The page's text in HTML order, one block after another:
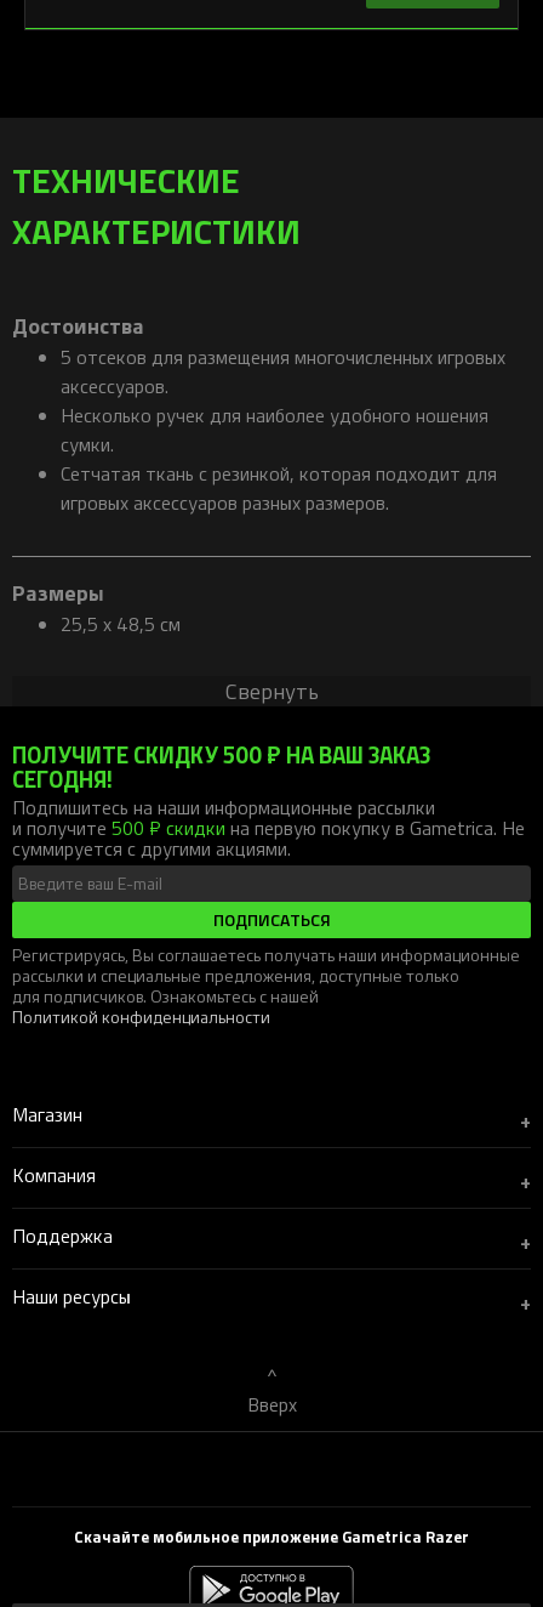
ТЕХНИЧЕСКИЕ
ХАРАКТЕРИСТИКИ
Достоинства
5 отсеков для размещения многочисленных игровых
аксессуаров.
Несколько ручек для наиболее удобного ношения
сумки.
Сетчатая ткань с резинкой, которая подходит для
игровых аксессуаров разных размеров.
Размеры
25,5 х 48,5 см
Свернуть
ПОЛУЧИТЕ СКИДКУ 500 ₽ НА ВАШ ЗАКАЗ
СЕГОДНЯ!
Подпишитесь на наши информационные рассылки
и получите 500 ₽ скидки на первую покупку в Gametrica. Не
суммируется с другими акциями.
ПОДПИСАТЬСЯ
Регистрируясь, Вы соглашаетесь получать наши информационные
рассылки и специальные предложения, доступные только
для подписчиков. Ознакомьтесь с нашей
Политикой конфиденциальности
Магазин +
Компания +
Поддержка +
Наши ресурсы +
Вверх
Скачайте мобильное приложение Gametrica Razer